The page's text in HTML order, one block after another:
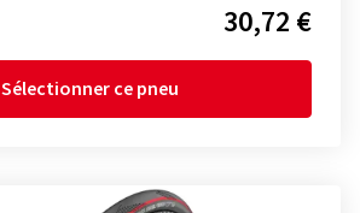
30,72 €
Sélectionner ce pneu